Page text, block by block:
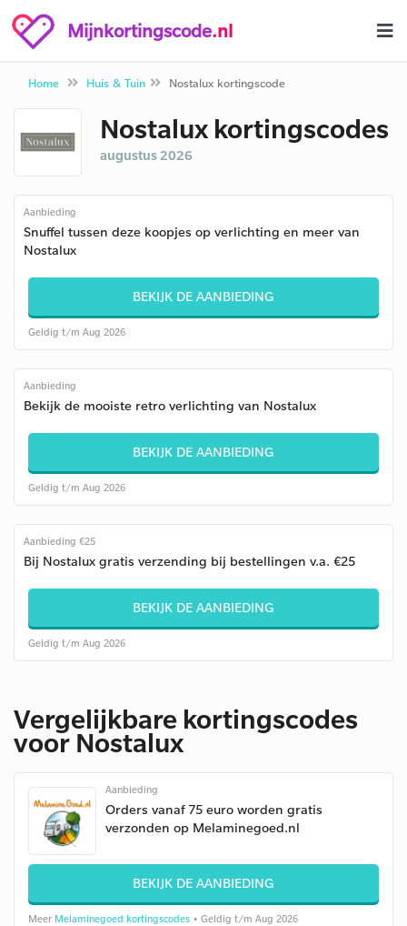
Mijnkortingscode.nl
Home Huis & Tuin Nostalux kortingscode
Nostalux kortingscodes
augustus 2026
Aanbieding
Snuffel tussen deze koopjes op verlichting en meer van
Nostalux
BEKIJK DE AANBIEDING
Geldig t/m Aug 2026
Aanbieding
Bekijk de mooiste retro verlichting van Nostalux
BEKIJK DE AANBIEDING
Geldig t/m Aug 2026
Aanbieding €25
Bij Nostalux gratis verzending bij bestellingen v.a. €25
BEKIJK DE AANBIEDING
Geldig t/m Aug 2026
Vergelijkbare kortingscodes
voor Nostalux
Aanbieding
Orders vanaf 75 euro worden gratis
verzonden op Melaminegoed.nl
BEKIJK DE AANBIEDING
Meer Melaminegoed kortingscodes • Geldig t/m Aug 2026